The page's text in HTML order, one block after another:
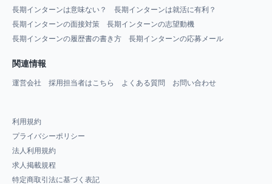
長期インターンは意味ない？
長期インターンは就活に有利？
長期インターンの面接対策
長期インターンの志望動機
長期インターンの履歴書の書き方
長期インターンの応募メール
関連情報
運営会社 採用担当者はこちら よくある質問 お問い合わせ
利用規約
プライバシーポリシー
法人利用規約
求人掲載規程
特定商取引法に基づく表記